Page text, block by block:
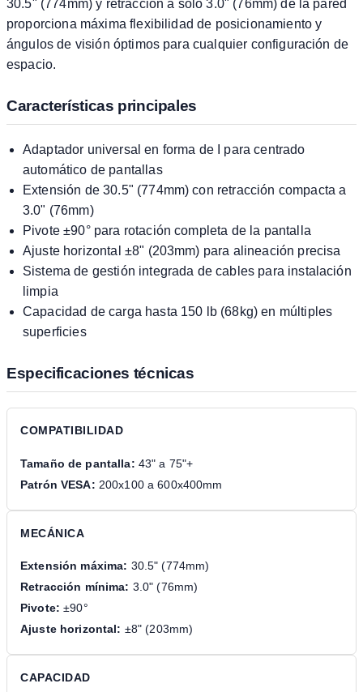
30.5" (774mm) y retracción a solo 3.0" (76mm) de la pared
proporciona máxima flexibilidad de posicionamiento y
ángulos de visión óptimos para cualquier configuración de
espacio.
Características principales
Adaptador universal en forma de I para centrado
automático de pantallas
Extensión de 30.5" (774mm) con retracción compacta a
3.0" (76mm)
Pivote ±90° para rotación completa de la pantalla
Ajuste horizontal ±8" (203mm) para alineación precisa
Sistema de gestión integrada de cables para instalación
limpia
Capacidad de carga hasta 150 lb (68kg) en múltiples
superficies
Especificaciones técnicas
COMPATIBILIDAD
Tamaño de pantalla: 43" a 75"+
Patrón VESA: 200x100 a 600x400mm
MECÁNICA
Extensión máxima: 30.5" (774mm)
Retracción mínima: 3.0" (76mm)
Pivote: ±90°
Ajuste horizontal: ±8" (203mm)
CAPACIDAD